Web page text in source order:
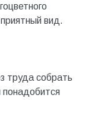
вид.
труда собрать